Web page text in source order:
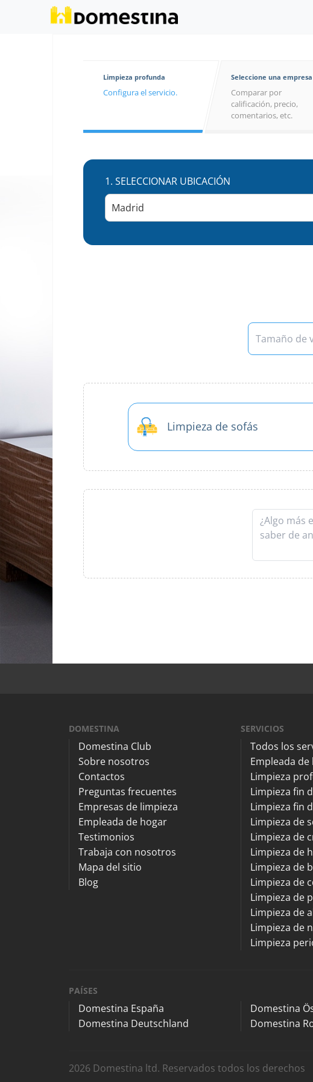
Limpieza profunda
Configura el servicio.
Seleccione una empresa
Comparar por
calificación, precio,
comentarios, etc.
1. SELECCIONAR UBICACIÓN
Madrid
Limpieza de sofás
DOMESTINA
Domestina Club
Sobre nosotros
Contactos
Preguntas frecuentes
Empresas de limpieza
Empleada de hogar
Testimonios
Trabaja con nosotros
Mapa del sitio
Blog
SERVICIOS
Todos los
Empleada
Limpieza
Limpieza fin
Limpieza fin
Limpieza de
Limpieza de
Limpieza de
Limpieza de
Limpieza de
Limpieza de
Limpieza de
Limpieza de
Limpieza
PAÍSES
Domestina España
Domestina Deutschland
Domestina
Domestina
2026 Domestina ltd. Reservados todos los derechos